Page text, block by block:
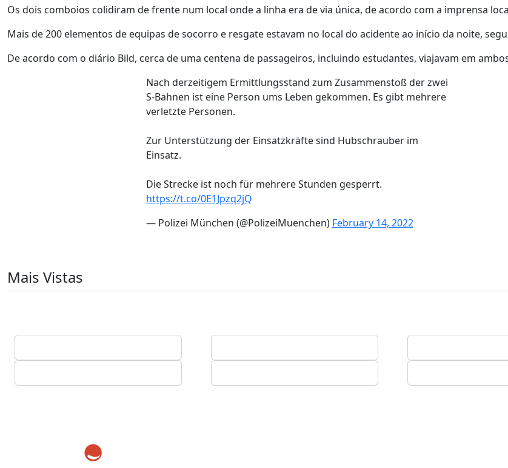
Os dois comboios colidiram de frente num local onde a linha era de via única, de acordo com a imprensa
Mais de 200 elementos de equipas de socorro e resgate estavam no local do acidente ao início da noite,
De acordo com o diário Bild, cerca de uma centena de passageiros, incluindo estudantes, viajavam em
Nach derzeitigem Ermittlungsstand zum Zusammenstoß der zwei
S-Bahnen ist eine Person ums Leben gekommen. Es gibt mehrere
verletzte Personen.
Zur Unterstützung der Einsatzkräfte sind Hubschrauber im
Einsatz.
Die Strecke ist noch für mehrere Stunden gesperrt.
https://t.co/0E1Jpzq2jQ
— Polizei München (@PolizeiMuenchen) February 14, 2022
Mais Vistas